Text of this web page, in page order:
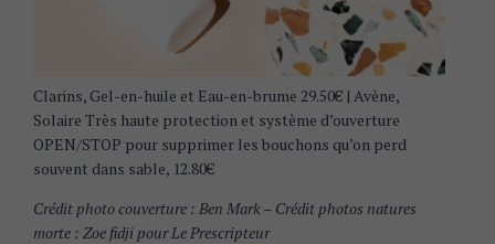
Clarins, Gel-en-huile et Eau-en-brume 29.50€ | Avène,
Solaire Très haute protection et système d’ouverture
OPEN/STOP pour supprimer les bouchons qu’on perd
souvent dans sable, 12.80€
Crédit photo couverture : Ben Mark – Crédit photos natures
morte : Zoe fidji pour Le Prescripteur
h